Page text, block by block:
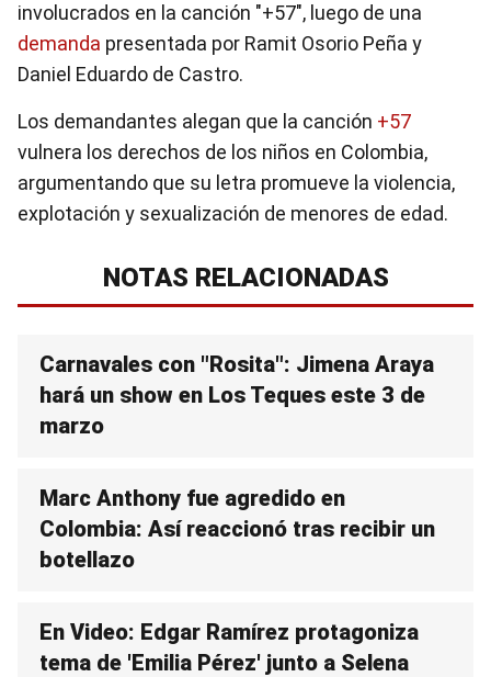
involucrados en la canción "+57", luego de una
demanda presentada por Ramit Osorio Peña y
Daniel Eduardo de Castro.
Los demandantes alegan que la canción +57
vulnera los derechos de los niños en Colombia,
argumentando que su letra promueve la violencia,
explotación y sexualización de menores de edad.
NOTAS RELACIONADAS
Carnavales con "Rosita": Jimena Araya
hará un show en Los Teques este 3 de
marzo
Marc Anthony fue agredido en
Colombia: Así reaccionó tras recibir un
botellazo
En Video: Edgar Ramírez protagoniza
tema de 'Emilia Pérez' junto a Selena